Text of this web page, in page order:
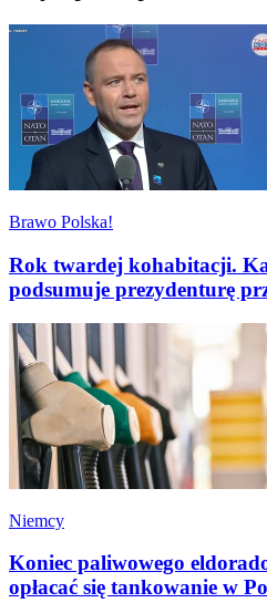
Brawo Polska!
Rok twardej kohabitacji.
podsumuje prezydenturę
Niemcy
Koniec paliwowego
opłacać się tankowanie w